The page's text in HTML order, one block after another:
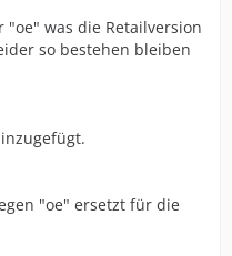
was die Retailversion
so bestehen bleiben
"oe" ersetzt für die